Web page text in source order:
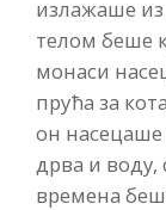
излажаше из
телом беше
монаси
прућа за
он
дрва и воду,
времена